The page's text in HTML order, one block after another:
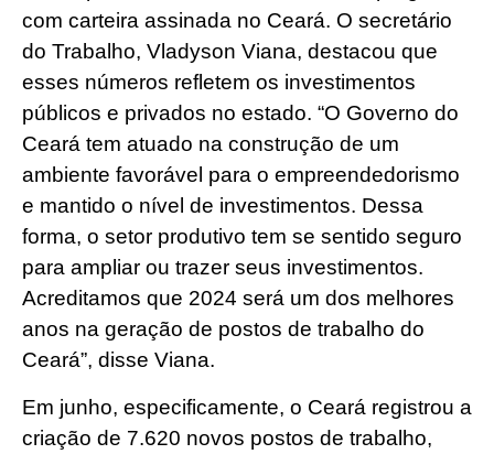
com carteira assinada no Ceará. O secretário
do Trabalho, Vladyson Viana, destacou que
esses números refletem os investimentos
públicos e privados no estado. “O Governo do
Ceará tem atuado na construção de um
ambiente favorável para o empreendedorismo
e mantido o nível de investimentos. Dessa
forma, o setor produtivo tem se sentido seguro
para ampliar ou trazer seus investimentos.
Acreditamos que 2024 será um dos melhores
anos na geração de postos de trabalho do
Ceará”, disse Viana.
Em junho, especificamente, o Ceará registrou a
criação de 7.620 novos postos de trabalho,